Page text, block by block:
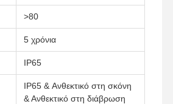
>80
5 χρόνια
IP65
IP65 & Ανθεκτικό στη σκόνη
& Ανθεκτικό στη διάβρωση